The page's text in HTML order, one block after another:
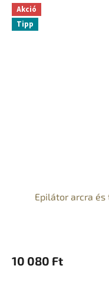
Akció
Tipp
Epilátor arcra
10 080 Ft